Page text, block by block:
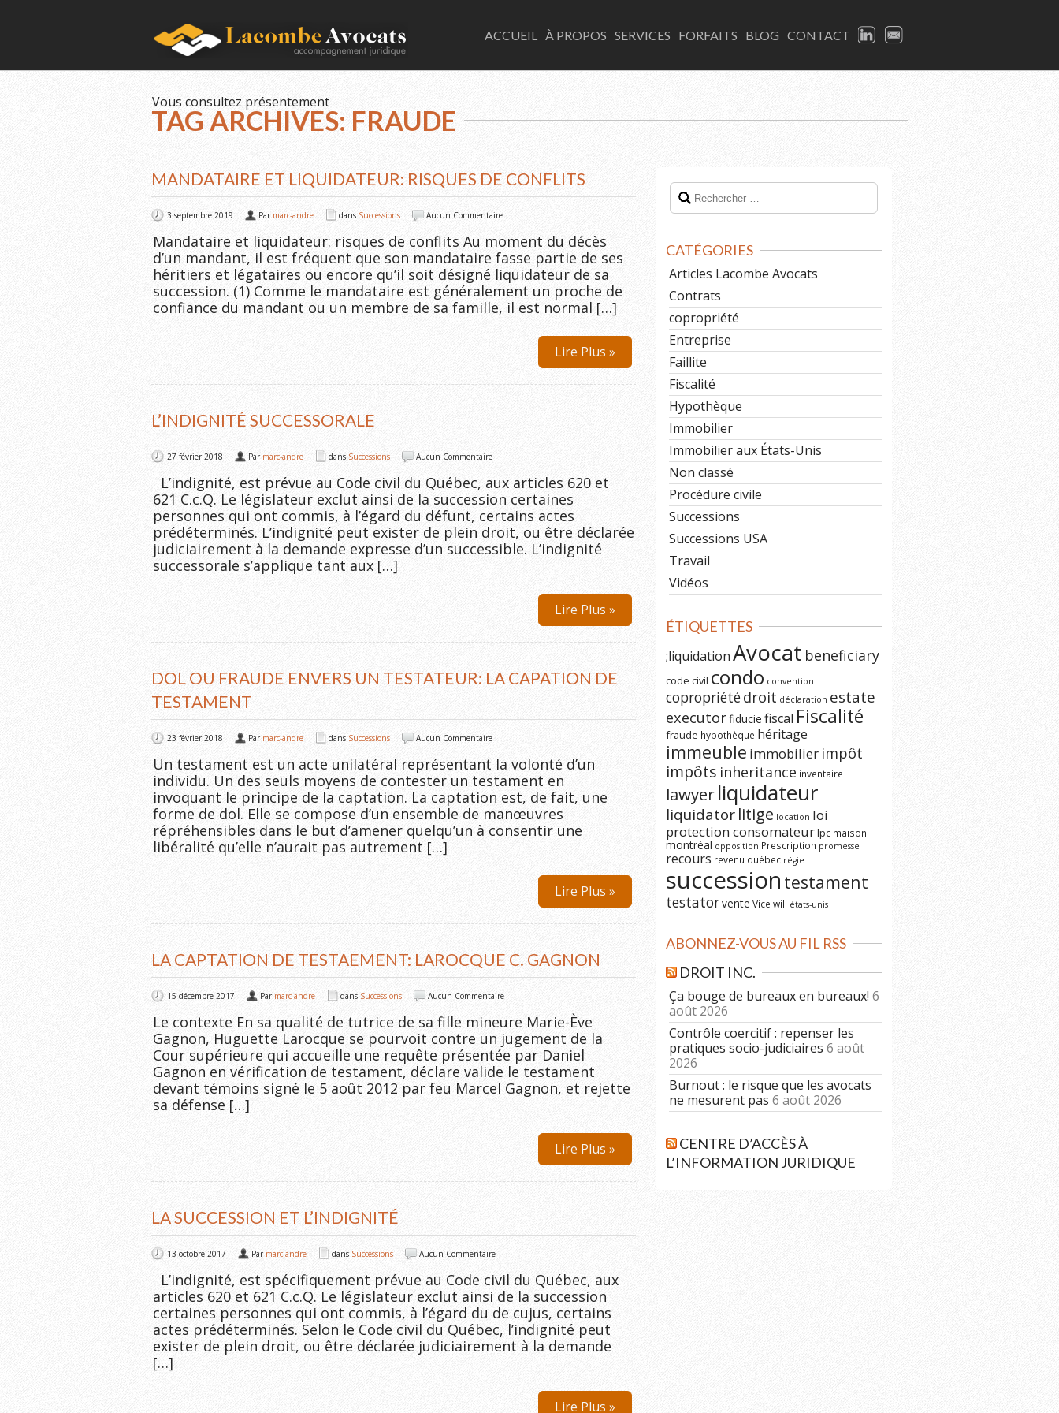
LACOMBE AVOCATS
ACCUEIL À PROPOS SERVICES FORFAITS BLOG CONTACT
LINKEDIN
Vous consultez présentement
TAG ARCHIVES: FRAUDE
MANDATAIRE ET LIQUIDATEUR: RISQUES DE CONFLITS
3 septembre 2019 Par marc-andre dans Successions Aucun Commentaire
Mandataire et liquidateur: risques de conflits Au moment du décès
d’un mandant, il est fréquent que son mandataire fasse partie de ses
héritiers et légataires ou encore qu’il soit désigné liquidateur de sa
succession. (1) Comme le mandataire est généralement un proche de
confiance du mandant ou un membre de sa famille, il est normal […]
Lire Plus »
L’INDIGNITÉ SUCCESSORALE
27 février 2018 Par marc-andre dans Successions Aucun Commentaire
L’indignité, est prévue au Code civil du Québec, aux articles 620 et
621 C.c.Q. Le législateur exclut ainsi de la succession certaines
personnes qui ont commis, à l’égard du défunt, certains actes
prédéterminés. L’indignité peut exister de plein droit, ou être déclarée
judiciairement à la demande expresse d’un successible. L’indignité
successorale s’applique tant aux […]
Lire Plus »
DOL OU FRAUDE ENVERS UN TESTATEUR: LA CAPATION DE
TESTAMENT
23 février 2018 Par marc-andre dans Successions Aucun Commentaire
Un testament est un acte unilatéral représentant la volonté d’un
individu. Un des seuls moyens de contester un testament en
invoquant le principe de la captation. La captation est, de fait, une
forme de dol. Elle se compose d’un ensemble de manœuvres
répréhensibles dans le but d’amener quelqu’un à consentir une
libéralité qu’elle n’aurait pas autrement […]
Lire Plus »
LA CAPTATION DE TESTAEMENT: LAROCQUE C. GAGNON
15 décembre 2017 Par marc-andre dans Successions Aucun Commentaire
Le contexte En sa qualité de tutrice de sa fille mineure Marie-Ève
Gagnon, Huguette Larocque se pourvoit contre un jugement de la
Cour supérieure qui accueille une requête présentée par Daniel
Gagnon en vérification de testament, déclare valide le testament
devant témoins signé le 5 août 2012 par feu Marcel Gagnon, et rejette
sa défense […]
Lire Plus »
LA SUCCESSION ET L’INDIGNITÉ
13 octobre 2017 Par marc-andre dans Successions Aucun Commentaire
L’indignité, est spécifiquement prévue au Code civil du Québec, aux
articles 620 et 621 C.c.Q. Le législateur exclut ainsi de la succession
certaines personnes qui ont commis, à l’égard du de cujus, certains
actes prédéterminés. Selon le Code civil du Québec, l’indignité peut
exister de plein droit, ou être déclarée judiciairement à la demande
[…]
Lire Plus »
CATÉGORIES
Articles Lacombe Avocats
Contrats
copropriété
Entreprise
Faillite
Fiscalité
Hypothèque
Immobilier
Immobilier aux États-Unis
Non classé
Procédure civile
Successions
Successions USA
Travail
Vidéos
ÉTIQUETTES
;liquidationAvocat beneficiary
code civil condo convention
copropriétédroit déclaration estate
executorfiducie fiscal Fiscalité
fraude hypothèque héritage
immeuble immobilier impôt
impôts inheritance inventaire
lawyerliquidateur
liquidatorlitige location loi
protection consomateurlpc maison
montréal opposition Prescription promesse
recours revenu québec régie
succession testament
testatorvente Vice will états-unis
ABONNEZ-VOUS AU FIL RSS
DROIT INC.
Ça bouge de bureaux en bureaux! 6
août 2026
Contrôle coercitif : repenser les
pratiques socio-judiciaires 6 août
2026
Burnout : le risque que les avocats
ne mesurent pas 6 août 2026
CENTRE D’ACCÈS À
L’INFORMATION JURIDIQUE